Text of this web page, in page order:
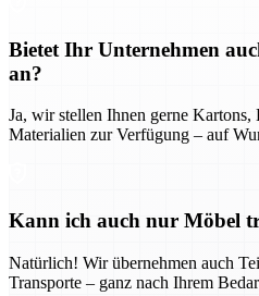
Bietet Ihr Unternehmen
an?
Ja, wir stellen Ihnen gerne
Materialien zur Verfügung – auf
Kann ich auch nur Möbel
Natürlich! Wir übernehmen auch
Transporte – ganz nach Ihrem